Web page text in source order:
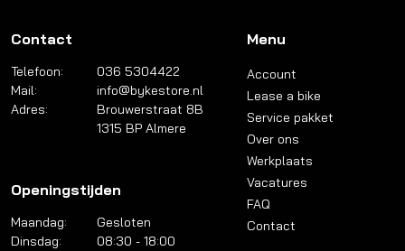
Contact
Telefoon:
036 5304422
Mail:
info@bykestore.nl
Adres:
Brouwerstraat 8B
1315 BP Almere
Openingstijden
Maandag:
Gesloten
Dinsdag:
08:30 - 18:00
Menu
Account
Lease a bike
Service pakket
Over ons
Werkplaats
Vacatures
FAQ
Contact